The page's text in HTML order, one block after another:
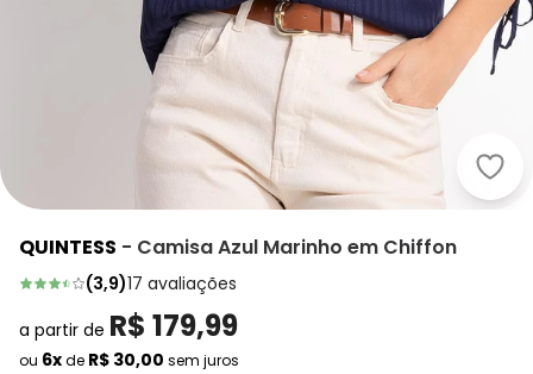
QUINTESS - Camisa Azul Marinho em Chiffon
(3,9)17 avaliações
a partir de R$ 179,99
ou 6xde R$ 30,00 sem juros